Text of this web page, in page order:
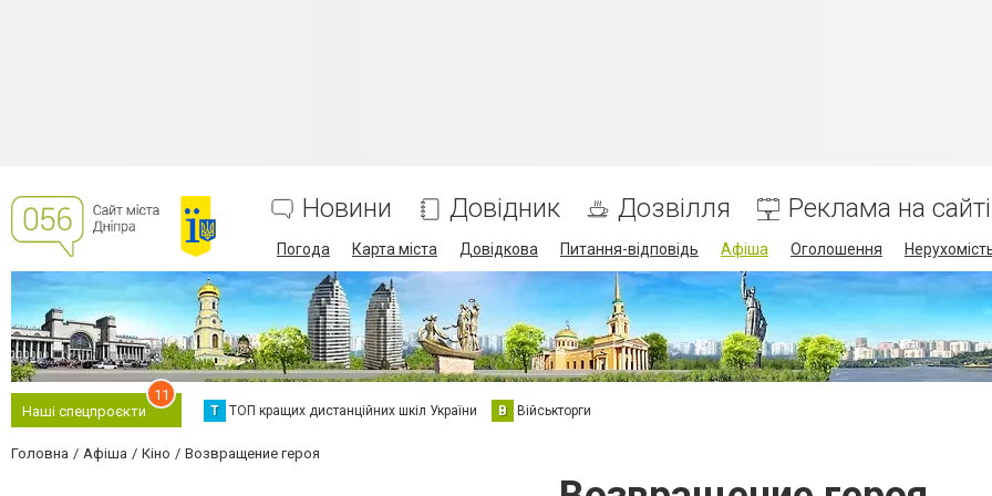
Новини Довідник Дозвілля Реклама на сайті
Погода Карта міста Довідкова Питання-відповідь Афіша Оголошення
Наші спецпроєкти
11
Т ТОП кращих дистанційних шкіл України В Військторги
Головна Афіша Кіно Возвращение героя